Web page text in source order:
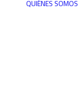
QUIÉNES SOMOS